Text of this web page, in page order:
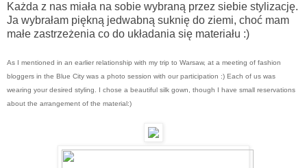
Każda z nas miała na sobie wybraną przez siebie stylizację.
Ja wybrałam piękną jedwabną suknię do ziemi, choć mam
małe zastrzeżenia co do układania się materiału :)
As I mentioned in an earlier relationship with my trip to Warsaw, at a meeting of fashion
bloggers in the Blue City was a photo session with our participation :) Each of us was
wearing your desired styling. I chose a beautiful silk gown, though I have small reservations
about the arrangement of the material:)